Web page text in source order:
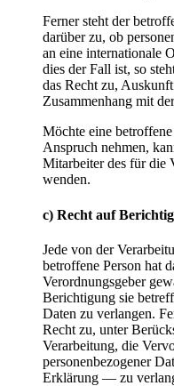
Ferner steht der
darüber zu, ob
an eine internationale
dies der Fall ist, so
das Recht zu,
Zusammenhang mit
Möchte eine
Anspruch nehmen,
Mitarbeiter des für die
wenden.
c) Recht auf
Jede von der
betroffene Person hat
Verordnungsgeber
Berichtigung sie
Daten zu verlangen.
Recht zu, unter
Verarbeitung, die
personenbezogener
Erklärung — zu